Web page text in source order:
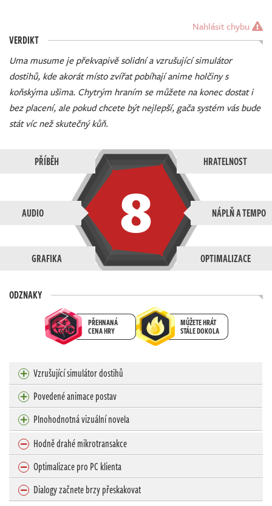
Nahlásit chybu
VERDIKT
Uma musume je překvapivě solidní a vzrušující simulátor
dostihů, kde akorát místo zvířat pobíhají anime holčiny s
koňskýma ušima. Chytrým hraním se můžete na konec dostat i
bez placení, ale pokud chcete být nejlepší, gača systém vás bude
stát víc než skutečný kůň.
8
PŘÍBĚH HRATELNOST
NÁPLŇ A TEMPO
OPTIMALIZACE
GRAFIKA
AUDIO
ODZNAKY
PŘEHNANÁ
CENA HRY
MŮŽETE HRÁT
STÁLE DOKOLA
Vzrušující simulátor dostihů
Povedené animace postav
Plnohodnotná vizuální novela
Hodně drahé mikrotransakce
Optimalizace pro PC klienta
Dialogy začnete brzy přeskakovat